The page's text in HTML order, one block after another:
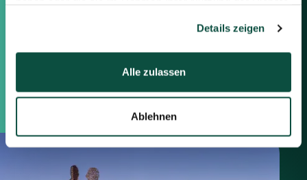
Details zeigen
Alle zulassen
Ablehnen
+49 30 755 40 87-0